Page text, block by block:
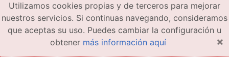
Utilizamos cookies propias y de terceros para mejorar
nuestros servicios. Si continuas navegando, consideramos
que aceptas su uso. Puedes cambiar la configuración u
obtener más información aquí ×